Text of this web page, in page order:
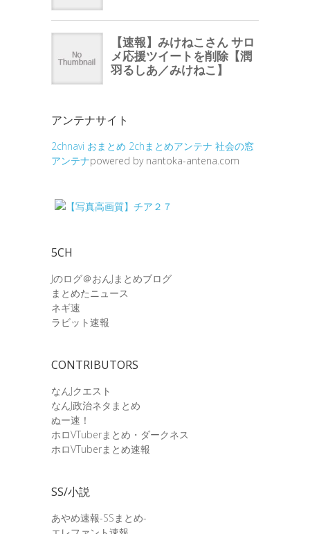
アンテナサイト
2chnavi おまとめ 2chまとめアンテナ 社会の窓
アンテナpowered by nantoka-antena.com
5CH
Jのログ＠おんJまとめブログ
まとめたニュース
ネギ速
ラビット速報
CONTRIBUTORS
なんJクエスト
なんJ政治ネタまとめ
ぬー速！
ホロVTuberまとめ・ダークネス
ホロVTuberまとめ速報
SS/小説
あやめ速報-SSまとめ-